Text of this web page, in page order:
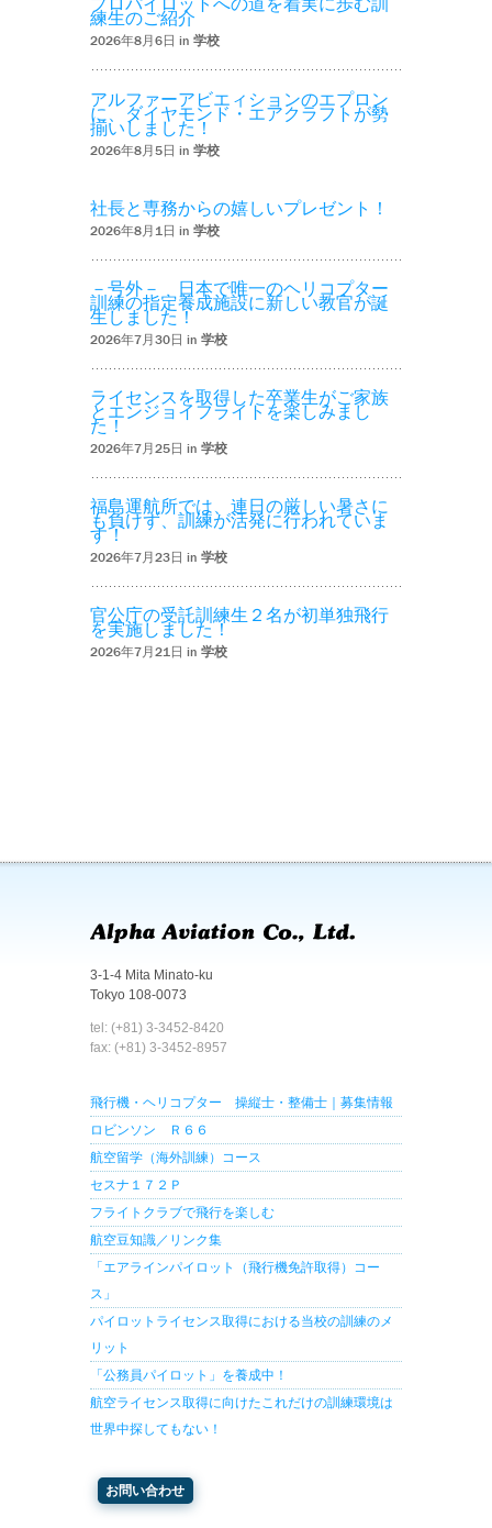
プロパイロットへの道を着実に歩む訓
練生のご紹介
2026年8月6日 in 学校
アルファーアビエィションのエプロン
に、ダイヤモンド・エアクラフトが勢
揃いしました！
2026年8月5日 in 学校
社長と専務からの嬉しいプレゼント！
2026年8月1日 in 学校
－号外－ 日本で唯一のヘリコプター
訓練の指定養成施設に新しい教官が誕
生しました！
2026年7月30日 in 学校
ライセンスを取得した卒業生がご家族
とエンジョイフライトを楽しみまし
た！
2026年7月25日 in 学校
福島運航所では、連日の厳しい暑さに
も負けず、訓練が活発に行われていま
す！
2026年7月23日 in 学校
官公庁の受託訓練生２名が初単独飛行
を実施しました！
2026年7月21日 in 学校
3-1-4 Mita Minato-ku
Tokyo 108-0073
tel: (+81) 3-3452-8420
fax: (+81) 3-3452-8957
飛行機・ヘリコプター 操縦士・整備士｜募集情報
ロビンソン Ｒ６６
航空留学（海外訓練）コース
セスナ１７２Ｐ
フライトクラブで飛行を楽しむ
航空豆知識／リンク集
「エアラインパイロット（飛行機免許取得）コー
ス」
パイロットライセンス取得における当校の訓練のメ
リット
「公務員パイロット」を養成中！
航空ライセンス取得に向けたこれだけの訓練環境は
世界中探してもない！
お問い合わせ